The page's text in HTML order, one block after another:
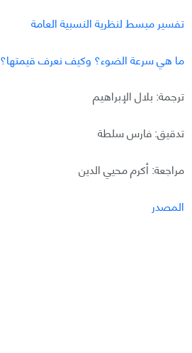
تفسير مبسط لنظرية النسبية العامة
ما هي سرعة الضوء؟ وكيف نعرف قيمتها؟
ترجمة: بلال الإبراهيم
تدقيق: فارس سلطة
مراجعة: أكرم محيي الدين
المصدر